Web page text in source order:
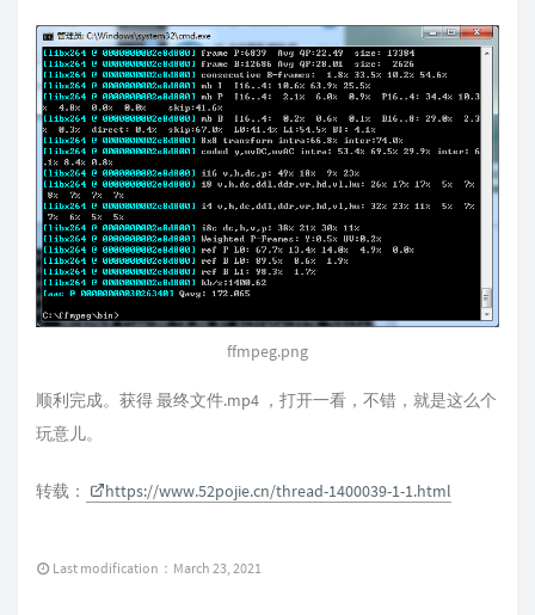
ffmpeg.png
顺利完成。获得 最终文件.mp4 ，打开一看，不错，就是这么个
玩意儿。
转载： https://www.52pojie.cn/thread-1400039-1-1.html
Last modification：March 23, 2021